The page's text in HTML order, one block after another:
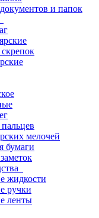
и папок
мелочей
бумаги
жидкости
ручки
ленты